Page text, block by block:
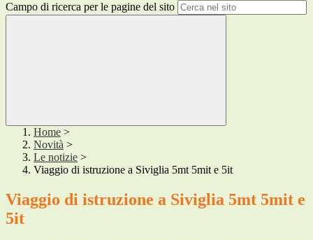
Campo di ricerca per le pagine del sito
Home >
Novità >
Le notizie >
Viaggio di istruzione a Siviglia 5mt 5mit e 5it
Viaggio di istruzione a Siviglia 5mt 5mit e
5it